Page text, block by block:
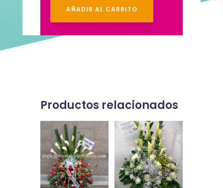
AÑADIR AL CARRITO
Productos relacionados